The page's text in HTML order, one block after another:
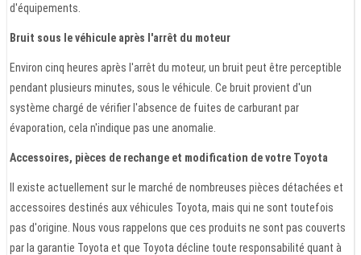
d'équipements.
Bruit sous le véhicule après l'arrêt du moteur
Environ cinq heures après l'arrêt du moteur, un bruit peut être perceptible
pendant plusieurs minutes, sous le véhicule. Ce bruit provient d'un
système chargé de vérifier l'absence de fuites de carburant par
évaporation, cela n'indique pas une anomalie.
Accessoires, pièces de rechange et modification de votre Toyota
Il existe actuellement sur le marché de nombreuses pièces détachées et
accessoires destinés aux véhicules Toyota, mais qui ne sont toutefois
pas d'origine. Nous vous rappelons que ces produits ne sont pas couverts
par la garantie Toyota et que Toyota décline toute responsabilité quant à